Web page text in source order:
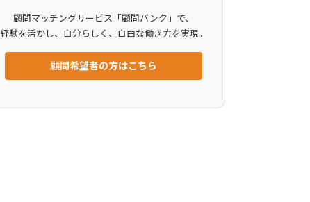
顧問マッチングサービス「顧問バンク」で、
経験を活かし、自分らしく、自由な働き方を実現。
顧問希望者の方はこちら